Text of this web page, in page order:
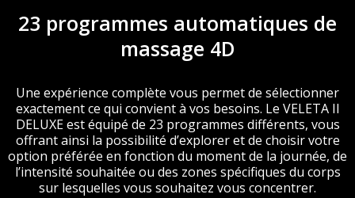
23 programmes automatiques de
massage 4D
Une expérience complète vous permet de sélectionner
exactement ce qui convient à vos besoins. Le VELETA II
DELUXE est équipé de 23 programmes différents, vous
offrant ainsi la possibilité d’explorer et de choisir votre
option préférée en fonction du moment de la journée, de
l’intensité souhaitée ou des zones spécifiques du corps
sur lesquelles vous souhaitez vous concentrer.